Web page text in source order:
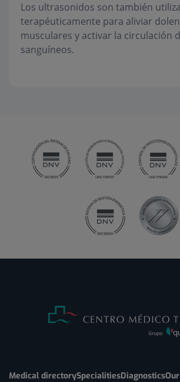
Los ultrasonidos son también
terapéuticamente para aliviar
musculares y activar la circulación
sanguíneos.
Medical directorySpecialitiesDiagnostics